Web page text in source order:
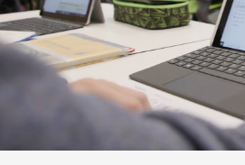
Lernen
Kalender